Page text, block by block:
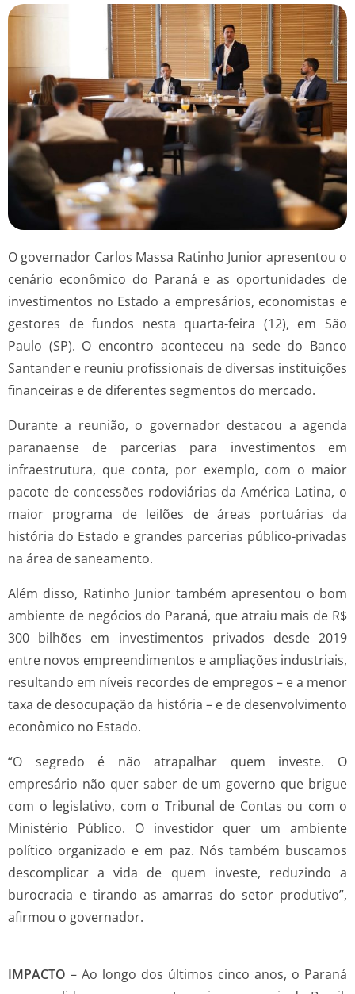
O governador Carlos Massa Ratinho Junior apresentou o
cenário econômico do Paraná e as oportunidades de
investimentos no Estado a empresários, economistas e
gestores de fundos nesta quarta-feira (12), em São
Paulo (SP). O encontro aconteceu na sede do Banco
Santander e reuniu profissionais de diversas instituições
financeiras e de diferentes segmentos do mercado.
Durante a reunião, o governador destacou a agenda
paranaense de parcerias para investimentos em
infraestrutura, que conta, por exemplo, com o maior
pacote de concessões rodoviárias da América Latina, o
maior programa de leilões de áreas portuárias da
história do Estado e grandes parcerias público-privadas
na área de saneamento.
Além disso, Ratinho Junior também apresentou o bom
ambiente de negócios do Paraná, que atraiu mais de R$
300 bilhões em investimentos privados desde 2019
entre novos empreendimentos e ampliações industriais,
resultando em níveis recordes de empregos – e a menor
taxa de desocupação da história – e de desenvolvimento
econômico no Estado.
“O segredo é não atrapalhar quem investe. O
empresário não quer saber de um governo que brigue
com o legislativo, com o Tribunal de Contas ou com o
Ministério Público. O investidor quer um ambiente
político organizado e em paz. Nós também buscamos
descomplicar a vida de quem investe, reduzindo a
burocracia e tirando as amarras do setor produtivo”,
afirmou o governador.
IMPACTO – Ao longo dos últimos cinco anos, o Paraná